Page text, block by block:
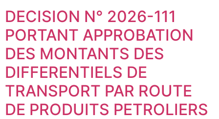
DECISION N° 2026-111
PORTANT APPROBATION
DES MONTANTS DES
DIFFERENTIELS DE
TRANSPORT PAR ROUTE
DE PRODUITS PETROLIERS